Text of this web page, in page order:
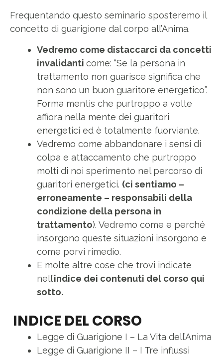
Frequentando questo seminario sposteremo il
concetto di guarigione dal corpo all’Anima.
Vedremo come distaccarci da concetti
invalidanti come: “Se la persona in
trattamento non guarisce significa che
non sono un buon guaritore energetico”.
Forma mentis che purtroppo a volte
affiora nella mente dei guaritori
energetici ed è totalmente fuorviante.
Vedremo come abbandonare i sensi di
colpa e attaccamento che purtroppo
molti di noi sperimento nel percorso di
guaritori energetici. (ci sentiamo –
erroneamente – responsabili della
condizione della persona in
trattamento). Vedremo come e perché
insorgono queste situazioni insorgono e
come porvi rimedio.
E molte altre cose che trovi indicate
nell’indice dei contenuti del corso qui
sotto.
INDICE DEL CORSO
Legge di Guarigione I – La Vita dell’Anima
Legge di Guarigione II – I Tre influssi